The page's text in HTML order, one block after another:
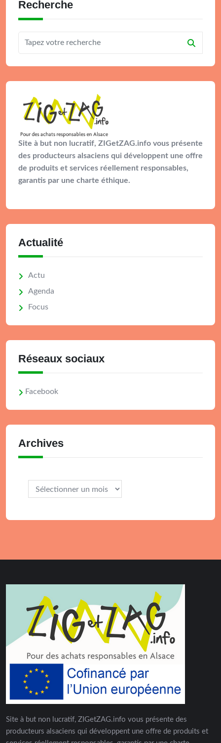
Recherche
Site à but non lucratif, ZIGetZAG.info vous présente
des producteurs alsaciens qui développent une offre
de produits et services réellement responsables,
garantis par une charte éthique.
Actualité
Actu
Agenda
Focus
Réseaux sociaux
Facebook
Archives
Site à but non lucratif, ZIGetZAG.info vous présente des
producteurs alsaciens qui développent une offre de produits et